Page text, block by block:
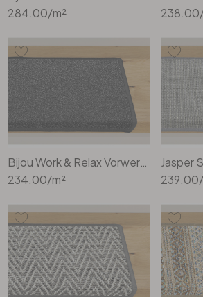
284.00/m²
238.00
Bijou Work & Relax Vorwerk Stufenmatte Stufenmatte Rechteck Wunschmass in anthrazit
234.00/m²
239.00